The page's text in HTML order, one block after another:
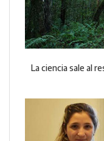
La ciencia sale al